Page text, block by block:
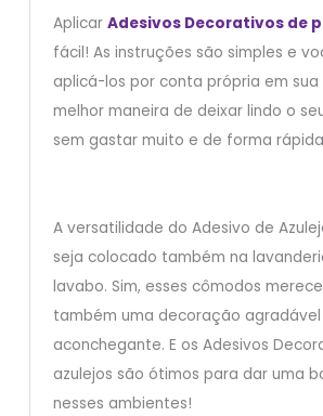
Aplicar Adesivos Decorativos de
fácil! As instruções são simples e
aplicá-los por conta própria em sua
melhor maneira de deixar lindo o
sem gastar muito e de forma
A versatilidade do Adesivo de
seja colocado também na
lavabo. Sim, esses cômodos
também uma decoração agradável
aconchegante. E os Adesivos
azulejos são ótimos para dar uma
nesses ambientes!